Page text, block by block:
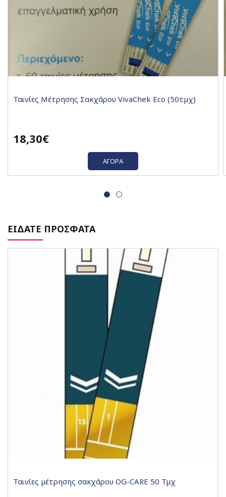
Ταινίες Μέτρησης Σακχάρου VivaChek Eco (50τμχ)
18,30€
ΑΓΟΡΆ
ΕΙΔΑΤΕ ΠΡΟΣΦΑΤΑ
Ταινίες μέτρησης σακχάρου OG-CARE 50 Τμχ